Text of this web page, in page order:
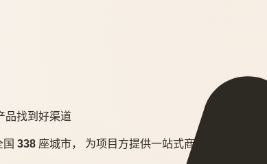
品找到好渠道
338 座城市， 为项目方提供一站式商业解决方案对接